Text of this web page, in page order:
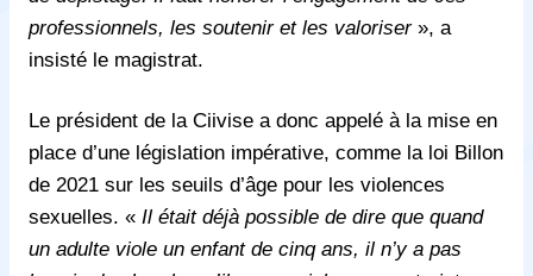
professionnels, les soutenir et les valoriser», a
insisté le magistrat.
Le président de la Ciivise a donc appelé à la mise en
place d’une législation impérative, comme la loi Billon
de 2021 sur les seuils d’âge pour les violences
sexuelles. « Il était déjà possible de dire que quand
un adulte viole un enfant de cinq ans, il n’y a pas